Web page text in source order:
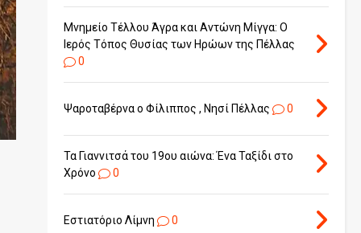
Μνημείο Τέλλου Άγρα και Αντώνη Μίγγα: Ο
Ιερός Τόπος Θυσίας των Ηρώων της Πέλλας
0
Ψαροταβέρνα ο Φίλιππος , Νησί Πέλλας 0
Τα Γιαννιτσά του 19ου αιώνα: Ένα Ταξίδι στο
Χρόνο
0
Εστιατόριο Λίμνη 0